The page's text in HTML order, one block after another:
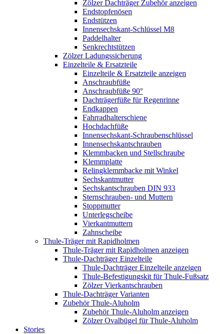
Zölzer Dachträger Zubehör anzeigen
Endstopfenösen
Endstützen
Innensechskant-Schlüssel M8
Paddelhalter
Senkrechtstützen
Zölzer Ladungssicherung
Einzelteile & Ersatzteile
Einzelteile & Ersatzteile anzeigen
Anschraubfüße
Anschraubfüße 90°
Dachträgerfüße für Regenrinne
Endkappen
Fahrradhalterschiene
Hochdachfüße
Innensechskant-Schraubenschlüssel
Innensechskantschrauben
Klemmbacken und Stellschraube
Klemmplatte
Relingklemmbacke mit Winkel
Sechskantmutter
Sechskantschrauben DIN 933
Sternschrauben- und Muttern
Stoppmutter
Unterlegscheibe
Vierkantmuttern
Zahnscheibe
Thule-Träger mit Rapidholmen
Thule-Träger mit Rapidholmen anzeigen
Thule-Dachträger Einzelteile
Thule-Dachträger Einzelteile anzeigen
Thule-Befestigungskit für Thule-Fußsatz
Zölzer Vierkantschrauben
Thule-Dachträger Varianten
Zubehör Thule-Aluholm
Zubehör Thule-Aluholm anzeigen
Zölzer Ovalbügel für Thule-Aluholm
Stories